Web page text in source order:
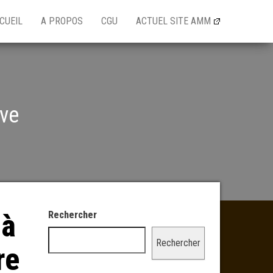
A PROPOS CGU ACTUEL SITE AMM
Rechercher
Rechercher